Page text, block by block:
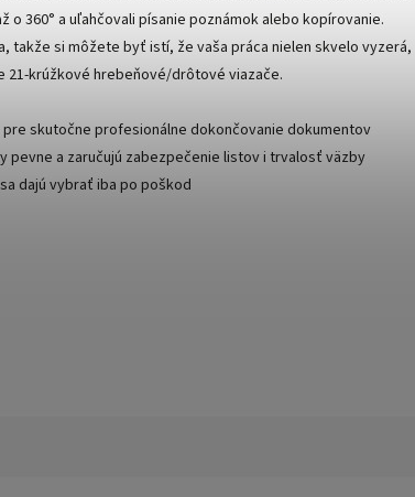
o 360° a uľahčovali písanie poznámok alebo kopírovanie.
takže si môžete byť istí, že vaša práca nielen skvelo vyzerá,
21-krúžkové hrebeňové/drôtové viazače.
skutočne profesionálne dokončovanie dokumentov
pevne a zaručujú zabezpečenie listov i trvalosť väzby
dajú vybrať iba po poškod